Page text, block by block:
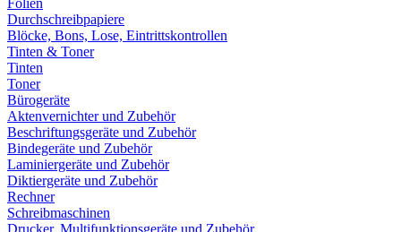
Folien
Durchschreibpapiere
Blöcke, Bons, Lose, Eintrittskontrollen
Tinten & Toner
Tinten
Toner
Bürogeräte
Aktenvernichter und Zubehör
Beschriftungsgeräte und Zubehör
Bindegeräte und Zubehör
Laminiergeräte und Zubehör
Diktiergeräte und Zubehör
Rechner
Schreibmaschinen